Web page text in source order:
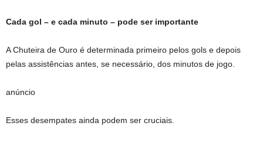
Cada gol – e cada minuto – pode ser importante
A Chuteira de Ouro é determinada primeiro pelos gols e depois
pelas assistências antes, se necessário, dos minutos de jogo.
anúncio
Esses desempates ainda podem ser cruciais.